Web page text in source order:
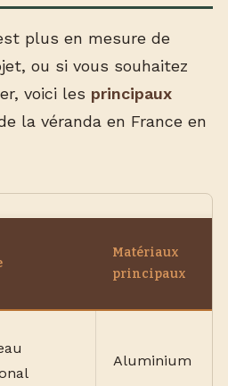
plus en mesure de
ou si vous souhaitez
voici les principaux
la véranda en France en
Matériaux
principaux
Aluminium